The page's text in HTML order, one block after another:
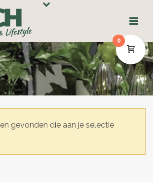
gevonden die aan je selectie
0